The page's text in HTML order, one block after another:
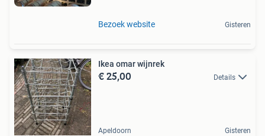
Bezoek website Gisteren
Ikea omar wijnrek
€ 25,00 Details
Apeldoorn Gisteren